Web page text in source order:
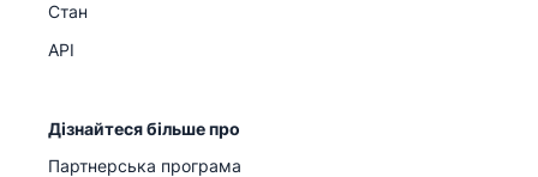
Стан
API
Дізнайтеся більше про
Партнерська програма